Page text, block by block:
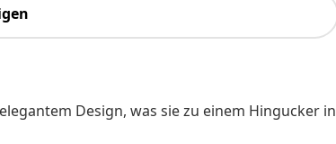
Design, was sie zu einem Hingucker in